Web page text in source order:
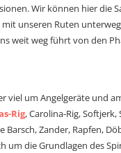
Wir können hier die
unseren Ruten
weit weg führt von den
viel um Angelgeräte und
Rig, Carolina-Rig,
Barsch, Zander, Rapfen,
um die Grundlagen des